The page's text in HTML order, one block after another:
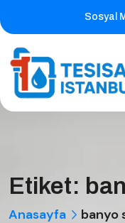
Sosyal
Etiket:
Anasayfa banyo